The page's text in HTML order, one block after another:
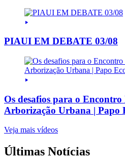
PIAUI EM DEBATE 03/08
Os desafios para o
Arborização Urbana | Papo
Veja mais vídeos
Últimas Notícias